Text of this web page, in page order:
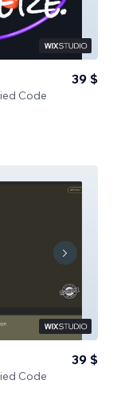
Code
39 $
Code
39 $